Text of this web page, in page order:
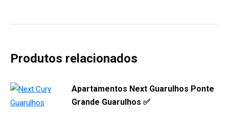
Produtos relacionados
Apartamentos Next Guarulhos Ponte
Grande Guarulhos ✅